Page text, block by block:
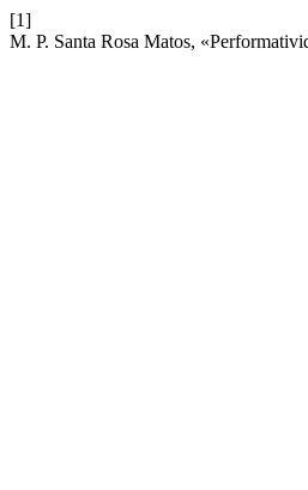
[1]
M. P. Santa Rosa Matos,